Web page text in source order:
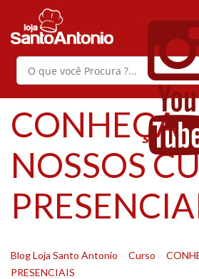
CONHEÇA
NOSSOS
Blog Loja Santo Antonio Curso
PRESENCIAIS